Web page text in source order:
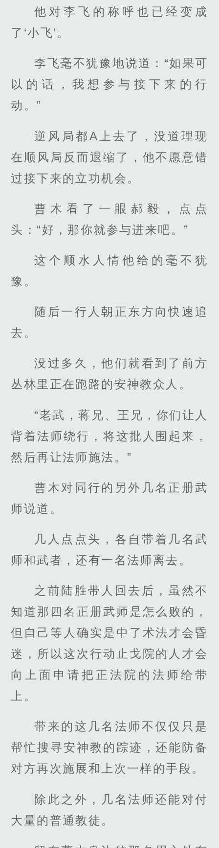
他对李飞的称呼也已经变成
了‘小飞’。
李飞毫不犹豫地说道：“如果可
以的话，我想参与接下来的行
动。”
逆风局都A上去了，没道理现
在顺风局反而退缩了，他不愿意错
过接下来的立功机会。
曹木看了一眼郝毅，点点
头：“好，那你就参与进来吧。”
这个顺水人情他给的毫不犹
豫。
随后一行人朝正东方向快速追
去。
没过多久，他们就看到了前方
丛林里正在跑路的安神教众人。
“老武，蒋兄、王兄，你们让人
背着法师绕行，将这批人围起来，
然后再让法师施法。”
曹木对同行的另外几名正册武
师说道。
几人点点头，各自带着几名武
师和武者，还有一名法师离去。
之前陆胜带人回去后，虽然不
知道那四名正册武师是怎么败的，
但自己等人确实是中了术法才会昏
迷，所以这次行动止戈院的人才会
向上面申请把正法院的法师给带
上。
带来的这几名法师不仅仅只是
帮忙搜寻安神教的踪迹，还能防备
对方再次施展和上次一样的手段。
除此之外，几名法师还能对付
大量的普通教徒。